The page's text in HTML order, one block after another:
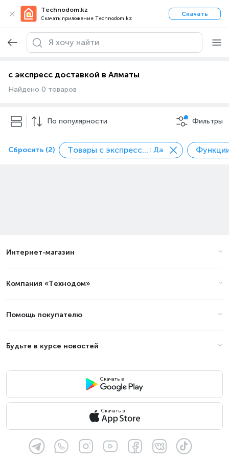
Technodom.kz
Скачать приложение Technodom.kz
Скачать
с экспресс доставкой в Алматы
Найдено 0 товаров
По популярности Фильтры
Сбросить (2) Товары с экспресс доставкой : Да
Интернет-магазин
Компания «Технодом»
Помощь покупателю
Будьте в курсе новостей
Скачать в
Скачать в